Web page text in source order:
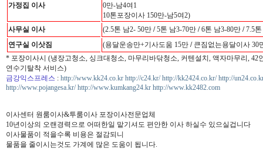
가정집 이사
0만-남4여1
10톤포장이사 150만-남5여2)
사무실 이사
(2.5톤 남2- 50만 /5톤 남3-70만 /6톤 남3-80만 /7.5톤
연구실 이삿짐
(용달운송만+기사도움 15만 /큰짐없는용달이사 30
* 포장이사시 (냉장고청소, 싱크대청소, 마무리바닦청소, 커텐설치, 액자마무리,
연수기탈착 서비스)
금강익스프레스 : http://www.kk24.co.kr http://c24.kr/ http://kk2424.co.kr/ http://
http://www.pojangesa.kr/ http://www.kumkang24.kr http://www.kk2482.com
이사센터 원룸이사&투룸이사 포장이사전문업체
10년이상의 오랜경력으로 어떠한일 맡기셔도 편안한 이사 하실수 있으실겁니다
이사물품이 적을수록 비용은 절감되니
물품을 줄이시는것도 가계에 많은 도움이 됩니다.